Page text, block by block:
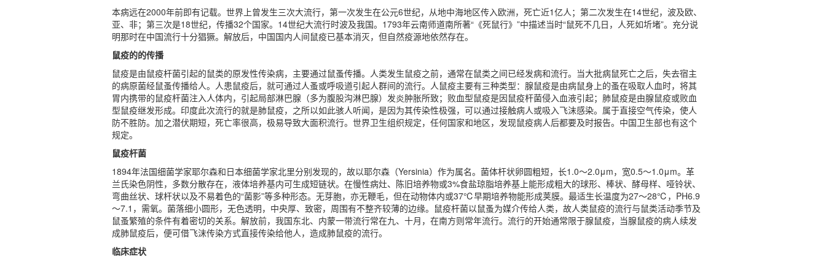
本病远在2000年前即有记载。世界上曾发生三次大流行，第一次发生在公元6世纪，从地中海地区传入欧洲，死亡近1亿人；第二次发生在14世纪，波及欧、
亚、非；第三次是18世纪，传播32个国家。14世纪大流行时波及我国。1793年云南师道南所著“《死鼠行》”中描述当时“鼠死不几日，人死如圻堵”。充分说
明那时在中国流行十分猖獗。解放后，中国国内人间鼠疫已基本消灭，但自然疫源地依然存在。
鼠疫的的传播
鼠疫是由鼠疫杆菌引起的鼠类的原发性传染病，主要通过鼠蚤传播。人类发生鼠疫之前，通常在鼠类之间已经发病和流行。当大批病鼠死亡之后，失去宿主
的病原菌经鼠蚤传播给人。人患鼠疫后，就可通过人蚤或呼吸道引起人群间的流行。人鼠疫主要有三种类型：腺鼠疫是由病鼠身上的蚤在吸取人血时，将其
胃内携带的鼠疫杆菌注入人体内，引起局部淋巴腺（多为腹股沟淋巴腺）发炎肿胀所致；败血型鼠疫是因鼠疫杆菌侵入血液引起；肺鼠疫是由腺鼠疫或败血
型鼠疫继发形成。印度此次流行的就是肺鼠疫，之所以如此骇人听闻，是因为其传染性极强，可以通过接触病人或吸入飞沫感染。属于直接空气传染，使人
防不胜防。加之潜伏期短，死亡率很高，极易导致大面积流行。世界卫生组织规定，任何国家和地区，发现鼠疫病人后都要及时报告。中国卫生部也有这个
规定。
鼠疫杆菌
1894年法国细菌学家耶尔森和日本细菌学家北里分别发现的，故以耶尔森（Yersinia）作为属名。菌体杆状卵圆粗短，长1.0～2.0μm，宽0.5～1.0μm。革
兰氏染色阴性，多数分散存在，液体培养基内可生成短链状。在慢性病灶、陈旧培养物或3%食盐琼脂培养基上能形成粗大的球形、棒状、酵母样、哑铃状、
弯曲丝状、球杆状以及不易着色的“菌影”等多种形态。无芽胞，亦无鞭毛，但在动物体内或37℃早期培养物能形成荚膜。最适生长温度为27～28℃，PH6.9
～7.1，需氧。菌落细小圆形，无色透明，中央厚、致密，周围有不整齐较薄的边缘。鼠疫杆菌以鼠蚤为媒介传给人类，故人类鼠疫的流行与鼠类活动季节及
鼠蚤繁殖的条件有着密切的关系。解放前，我国东北、内蒙一带流行常在九、十月，在南方则常年流行。流行的开始通常限于腺鼠疫，当腺鼠疫的病人续发
成肺鼠疫后，便可借飞沫传染方式直接传染给他人，造成肺鼠疫的流行。
临床症状